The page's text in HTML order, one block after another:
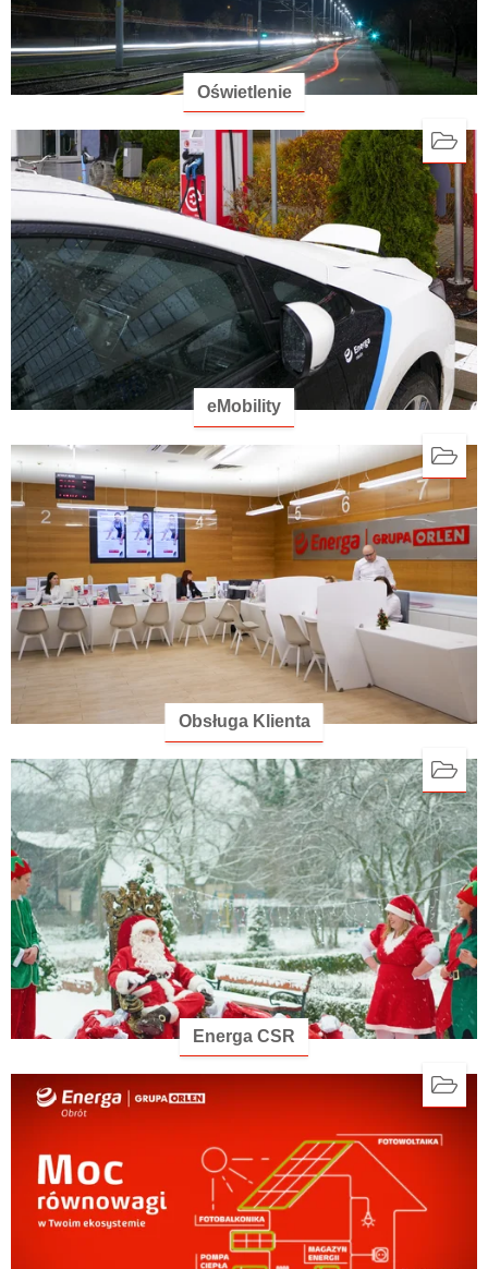
Oświetlenie
eMobility
Obsługa Klienta
Energa CSR